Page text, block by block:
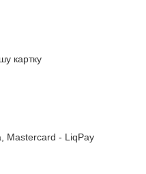
картку
Mastercard - LiqPay